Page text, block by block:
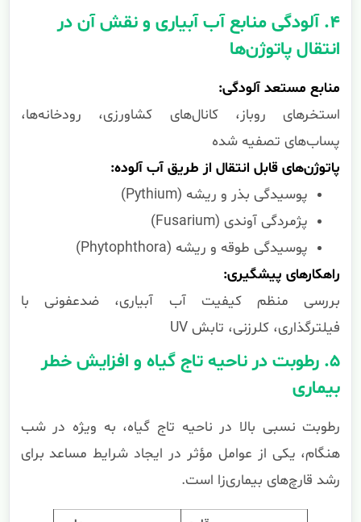
۴. آلودگی منابع آب آبیاری و نقش آن در
انتقال پاتوژن‌ها
منابع مستعد آلودگی:
استخرهای روباز، کانال‌های کشاورزی، رودخانه‌ها،
پساب‌های تصفیه شده
پاتوژن‌های قابل انتقال از طریق آب آلوده:
پوسیدگی بذر و ریشه (Pythium)
پژمردگی آوندی (Fusarium)
پوسیدگی طوقه و ریشه (Phytophthora)
راهکارهای پیشگیری:
بررسی منظم کیفیت آب آبیاری، ضدعفونی با
فیلترگذاری، کلرزنی، تابش UV
۵. رطوبت در ناحیه تاج گیاه و افزایش خطر
بیماری
رطوبت نسبی بالا در ناحیه تاج گیاه، به ویژه در شب
هنگام، یکی از عوامل مؤثر در ایجاد شرایط مساعد برای
رشد قارچ‌های بیماری‌زا است.